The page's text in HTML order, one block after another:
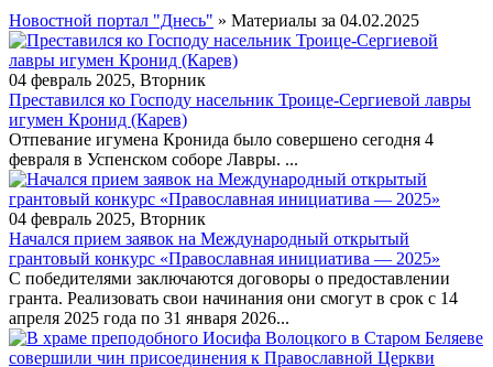
Новостной портал "Днесь" » Материалы за 04.02.2025
04 февраль 2025, Вторник
Преставился ко Господу насельник Троице-Сергиевой лавры
игумен Кронид (Карев)
Отпевание игумена Кронида было совершено сегодня 4
февраля в Успенском соборе Лавры. ...
04 февраль 2025, Вторник
Начался прием заявок на Международный открытый
грантовый конкурс «Православная инициатива — 2025»
С победителями заключаются договоры о предоставлении
гранта. Реализовать свои начинания они смогут в срок с 14
апреля 2025 года по 31 января 2026...